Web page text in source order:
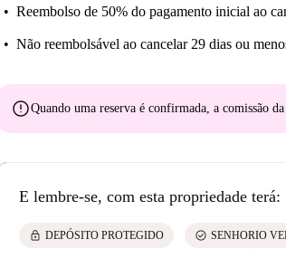
Reembolso de 50% do pagamento inicial ao
Não reembolsável ao cancelar 29 dias ou
errorQuando uma reserva é confirmada, a comissão
E lembre-se, com esta propriedade terá:
lock DEPÓSITO PROTEGIDO check_circle SENHORIO